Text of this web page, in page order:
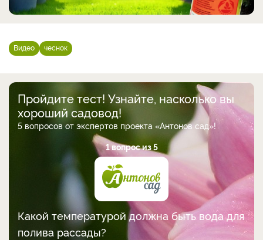
Видео чеснок
Пройдите тест! Узнайте, насколько вы
хороший садовод!
5 вопросов от экспертов проекта «Антонов сад»!
1 вопрос из 5
Какой температурой должна быть вода для
полива рассады?